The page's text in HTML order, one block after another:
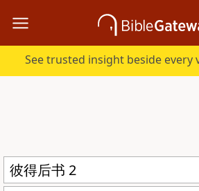
See trusted insight beside every